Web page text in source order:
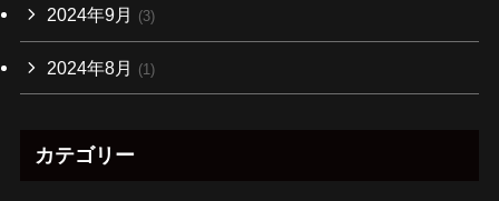
2024年9月 (3)
2024年8月 (1)
カテゴリー